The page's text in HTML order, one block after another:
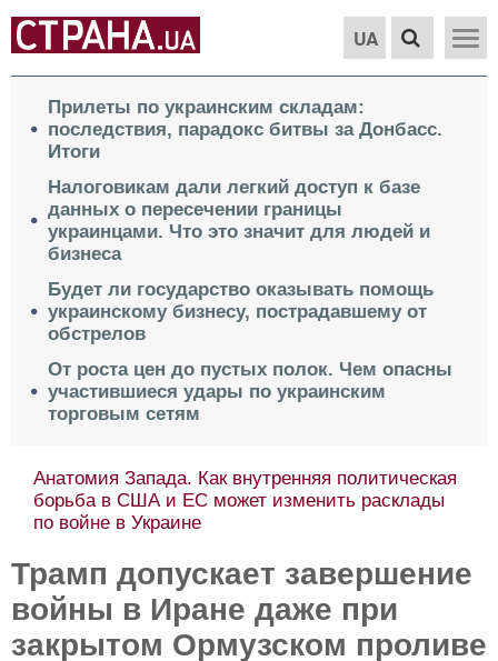
UA
Прилеты по украинским складам:
последствия, парадокс битвы за Донбасс.
Итоги
Налоговикам дали легкий доступ к базе
данных о пересечении границы
украинцами. Что это значит для людей и
бизнеса
Будет ли государство оказывать помощь
украинскому бизнесу, пострадавшему от
обстрелов
От роста цен до пустых полок. Чем опасны
участившиеся удары по украинским
торговым сетям
Анатомия Запада. Как внутренняя политическая
борьба в США и ЕС может изменить расклады
по войне в Украине
Трамп допускает завершение
войны в Иране даже при
закрытом Ормузском проливе